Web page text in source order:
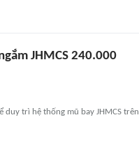
JHMCS 240.000
trì hệ thống mũ bay JHMCS trên